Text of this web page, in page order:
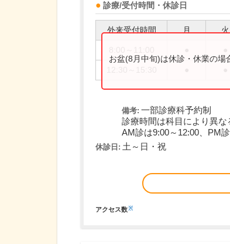
診療/受付時間・休診日
外来受付時間 月 火
お盆(8月中旬)は休診・休業の場
備考: 一部診療科予約制
診療時間は科目により異な
AM診は9:00～12:00、PM
休診日: 土～日・祝
アクセス数※